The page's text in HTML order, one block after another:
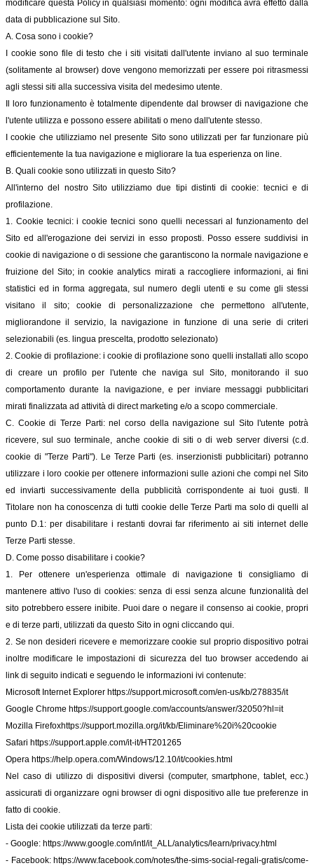
modificare questa Policy in qualsiasi momento: ogni modifica avrà effetto dalla
data di pubblicazione sul Sito.
A. Cosa sono i cookie?
I cookie sono file di testo che i siti visitati dall'utente inviano al suo terminale
(solitamente al browser) dove vengono memorizzati per essere poi ritrasmessi
agli stessi siti alla successiva visita del medesimo utente.
Il loro funzionamento è totalmente dipendente dal browser di navigazione che
l'utente utilizza e possono essere abilitati o meno dall'utente stesso.
I cookie che utilizziamo nel presente Sito sono utilizzati per far funzionare più
efficientemente la tua navigazione e migliorare la tua esperienza on line.
B. Quali cookie sono utilizzati in questo Sito?
All'interno del nostro Sito utilizziamo due tipi distinti di cookie: tecnici e di
profilazione.
1. Cookie tecnici: i cookie tecnici sono quelli necessari al funzionamento del
Sito ed all'erogazione dei servizi in esso proposti. Posso essere suddivisi in
cookie di navigazione o di sessione che garantiscono la normale navigazione e
fruizione del Sito; in cookie analytics mirati a raccogliere informazioni, ai fini
statistici ed in forma aggregata, sul numero degli utenti e su come gli stessi
visitano il sito; cookie di personalizzazione che permettono all'utente,
migliorandone il servizio, la navigazione in funzione di una serie di criteri
selezionabili (es. lingua prescelta, prodotto selezionato)
2. Cookie di profilazione: i cookie di profilazione sono quelli installati allo scopo
di creare un profilo per l'utente che naviga sul Sito, monitorando il suo
comportamento durante la navigazione, e per inviare messaggi pubblicitari
mirati finalizzata ad attività di direct marketing e/o a scopo commerciale.
C. Cookie di Terze Parti: nel corso della navigazione sul Sito l'utente potrà
ricevere, sul suo terminale, anche cookie di siti o di web server diversi (c.d.
cookie di "Terze Parti"). Le Terze Parti (es. inserzionisti pubblicitari) potranno
utilizzare i loro cookie per ottenere informazioni sulle azioni che compi nel Sito
ed inviarti successivamente della pubblicità corrispondente ai tuoi gusti. Il
Titolare non ha conoscenza di tutti cookie delle Terze Parti ma solo di quelli al
punto D.1: per disabilitare i restanti dovrai far riferimento ai siti internet delle
Terze Parti stesse.
D. Come posso disabilitare i cookie?
1. Per ottenere un'esperienza ottimale di navigazione ti consigliamo di
mantenere attivo l'uso di cookies: senza di essi senza alcune funzionalità del
sito potrebbero essere inibite. Puoi dare o negare il consenso ai cookie, propri
e di terze parti, utilizzati da questo Sito in ogni cliccando qui.
2. Se non desideri ricevere e memorizzare cookie sul proprio dispositivo potrai
inoltre modificare le impostazioni di sicurezza del tuo browser accedendo ai
link di seguito indicati e seguendo le informazioni ivi contenute:
Microsoft Internet Explorer https://support.microsoft.com/en-us/kb/278835/it
Google Chrome https://support.google.com/accounts/answer/32050?hl=it
Mozilla Firefoxhttps://support.mozilla.org/it/kb/Eliminare%20i%20cookie
Safari https://support.apple.com/it-it/HT201265
Opera https://help.opera.com/Windows/12.10/it/cookies.html
Nel caso di utilizzo di dispositivi diversi (computer, smartphone, tablet, ecc.)
assicurati di organizzare ogni browser di ogni dispositivo alle tue preferenze in
fatto di cookie.
Lista dei cookie utilizzati da terze parti:
- Google: https://www.google.com/intl/it_ALL/analytics/learn/privacy.html
- Facebook: https://www.facebook.com/notes/the-sims-social-regali-gratis/come-